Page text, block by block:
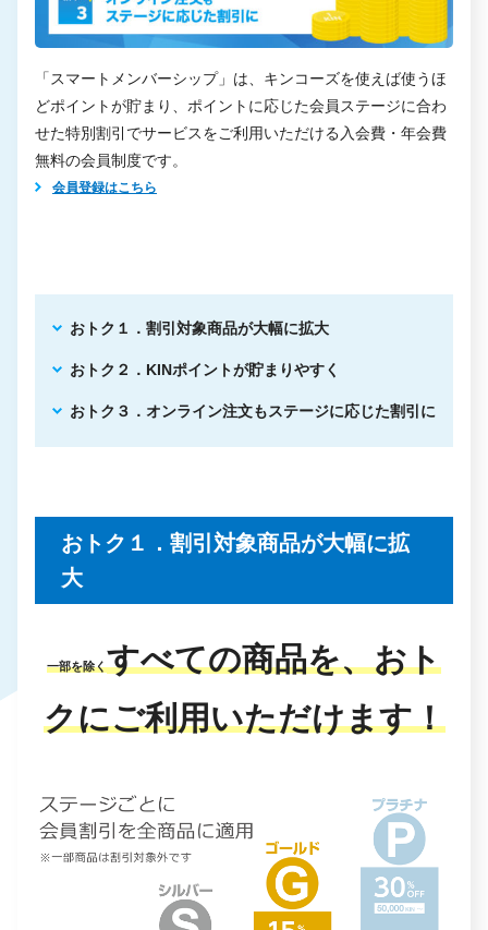
「スマートメンバーシップ」は、キンコーズを使えば使うほ
どポイントが貯まり、ポイントに応じた会員ステージに合わ
せた特別割引でサービスをご利用いただける入会費・年会費
無料の会員制度です。
会員登録はこちら
おトク１．割引対象商品が大幅に拡大
おトク２．KINポイントが貯まりやすく
おトク３．オンライン注文もステージに応じた割引に
おトク１．割引対象商品が大幅に拡
大
一部を除くすべての商品を、おト
クにご利用いただけます！